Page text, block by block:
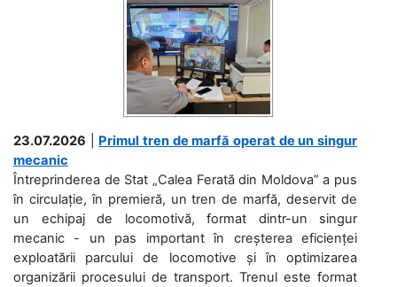
23.07.2026
Primul tren de marfă operat de un singur
mecanic
Întreprinderea de Stat „Calea Ferată din Moldova” a pus
în circulație, în premieră, un tren de marfă, deservit de
un echipaj de locomotivă, format dintr-un singur
mecanic - un pas important în creșterea eficienței
exploatării parcului de locomotive și în optimizarea
organizării procesului de transport. Trenul este format